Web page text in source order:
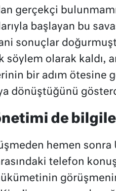
gerçekçi
başlayan bu
sonuçlar
söylem olarak kaldı,
bir adım ötesine
dönüştüğünü
de
hemen
telefon